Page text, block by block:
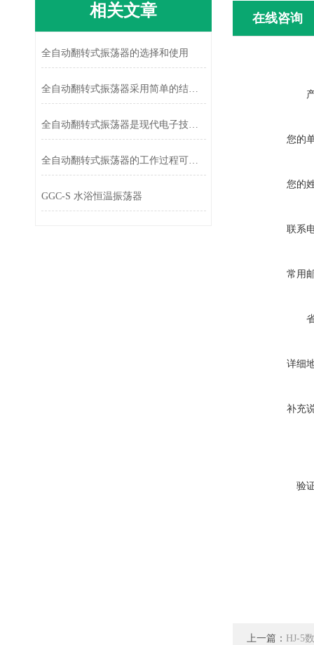
在线咨询
您的
您的
联系
常用
详细
补充
验
上一篇： HJ-5
相关文章
全自动翻转式振荡器的选择和使用
全自动翻转式振荡器采用简单的结构设计
全自动翻转式振荡器是现代电子技术中*关键组件
全自动翻转式振荡器的工作过程可以分为两个阶段
GGC-S 水浴恒温振荡器